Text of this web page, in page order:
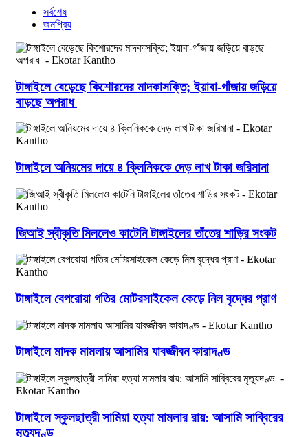
সর্বশেষ
জনপ্রিয়
টাঙ্গাইলে বেড়েছে কিশোরদের মাদকাসক্তি; ইয়াবা-গাঁজায় জড়িয়ে
বাড়ছে অপরাধ
টাঙ্গাইলে অনিয়মের দায়ে ৪ ক্লিনিককে দেড় লাখ টাকা জরিমানা
জিআই স্বীকৃতি মিললেও কাটেনি টাঙ্গাইলের তাঁতের শাড়ির সংকট
টাঙ্গাইলে বেপরোয়া গতির মোটরসাইকেল কেড়ে নিল বৃদ্ধের প্রাণ
টাঙ্গাইলে মাদক মামলায় আসামির যাবজ্জীবন কারাদণ্ড
টাঙ্গাইলে স্কুলছাত্রী সামিয়া হত্যা মামলার রায়: আসামি সাব্বিরের
মৃত্যুদণ্ড